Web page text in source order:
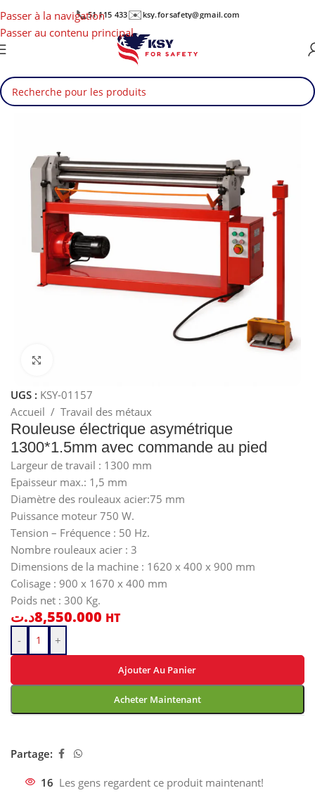
Passer à la navigation
Passer au contenu principal
📞51 115 433✉️ ksy.forsafety@gmail.com
UGS : KSY-01157
Accueil / Travail des métaux
Rouleuse électrique asymétrique
1300*1.5mm avec commande au pied
Largeur de travail : 1300 mm
Epaisseur max.: 1,5 mm
Diamètre des rouleaux acier:75 mm
Puissance moteur 750 W.
Tension – Fréquence : 50 Hz.
Nombre rouleaux acier : 3
Dimensions de la machine : 1620 x 400 x 900 mm
Colisage : 900 x 1670 x 400 mm
Poids net : 300 Kg.
8,550.000د.ت HT
- +
Ajouter Au Panier
Acheter Maintenant
Partage:
16 Les gens regardent ce produit maintenant!